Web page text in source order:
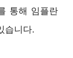
통해 임플란
습니다.